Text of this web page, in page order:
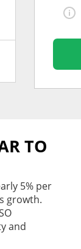
TO
5% per
growth.
and